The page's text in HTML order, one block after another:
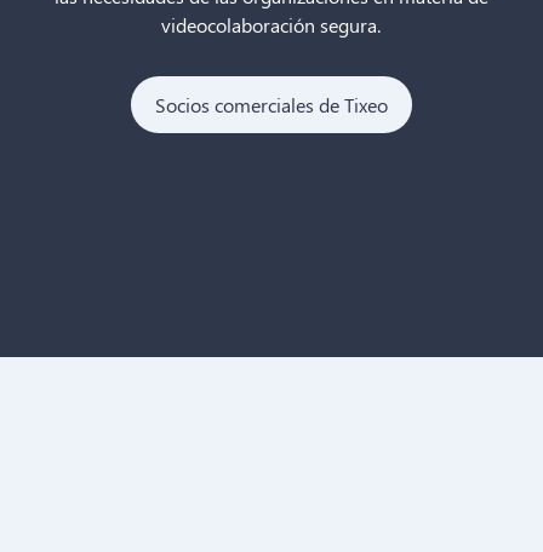
videocolaboración segura.
Socios comerciales de Tixeo